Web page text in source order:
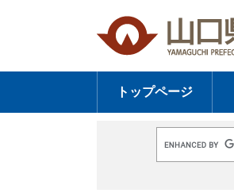
の
頭
ー
飛
トップページ
o